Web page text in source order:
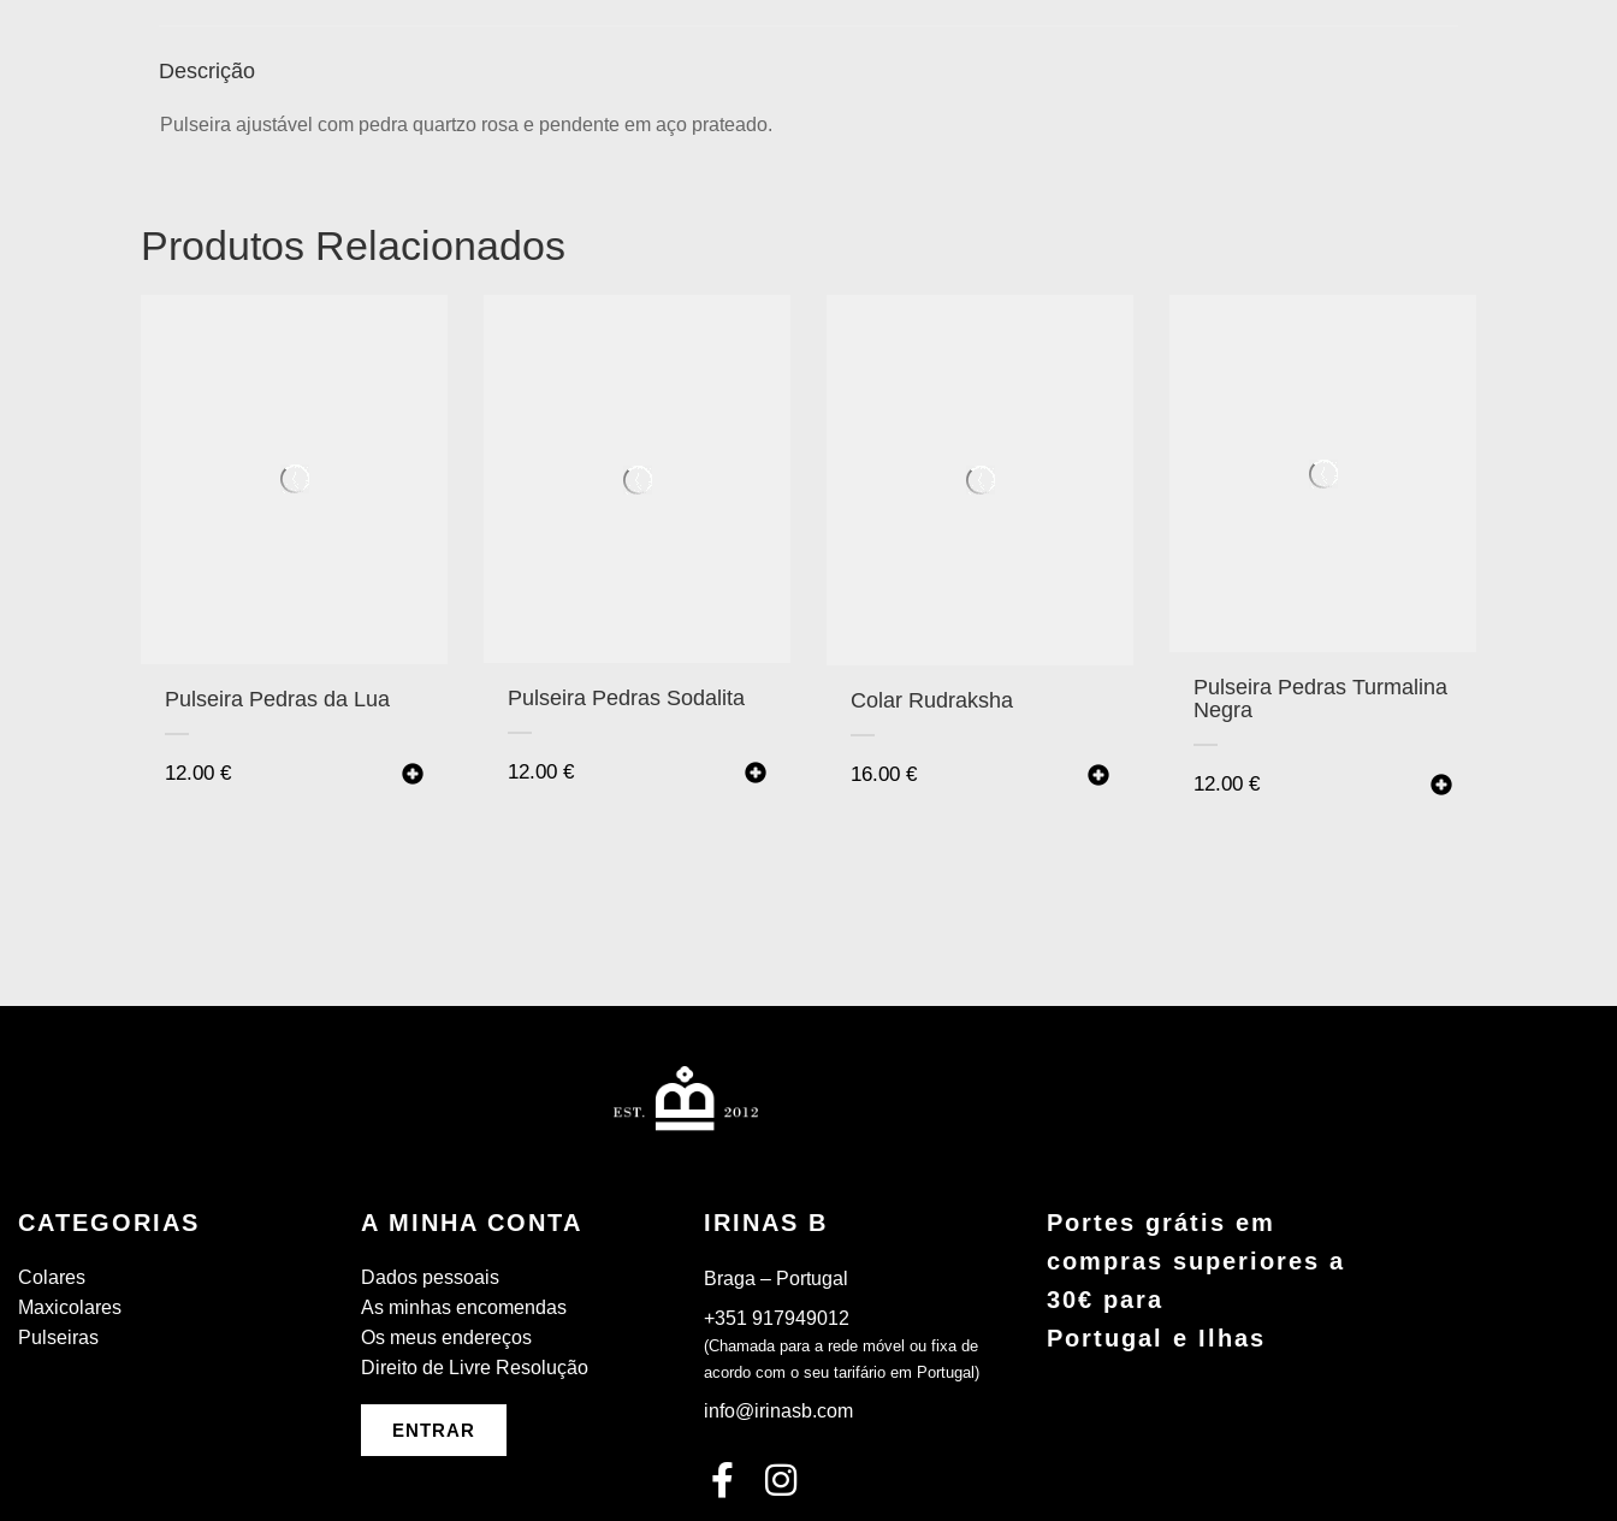
Descrição
Pulseira ajustável com pedra quartzo rosa e pendente em aço prateado.
Produtos Relacionados
Pulseira Pedras da Lua
12.00 €
Pulseira Pedras Sodalita
12.00 €
Colar Rudraksha
16.00 €
Pulseira Pedras Turmalina
Negra
12.00 €
CATEGORIAS
Colares
Maxicolares
Pulseiras
A MINHA CONTA
Dados pessoais
As minhas encomendas
Os meus endereços
Direito de Livre Resolução
ENTRAR
IRINAS B
Braga – Portugal
+351 917949012
(Chamada para a rede móvel ou fixa de
acordo com o seu tarifário em Portugal)
info@irinasb.com
Portes grátis em
compras superiores a
30€ para
Portugal e Ilhas